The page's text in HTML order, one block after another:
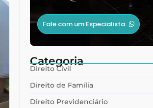
Fale com um Especialista
Categoria
Direito Civil
Direito de Família
Direito Previdenciário